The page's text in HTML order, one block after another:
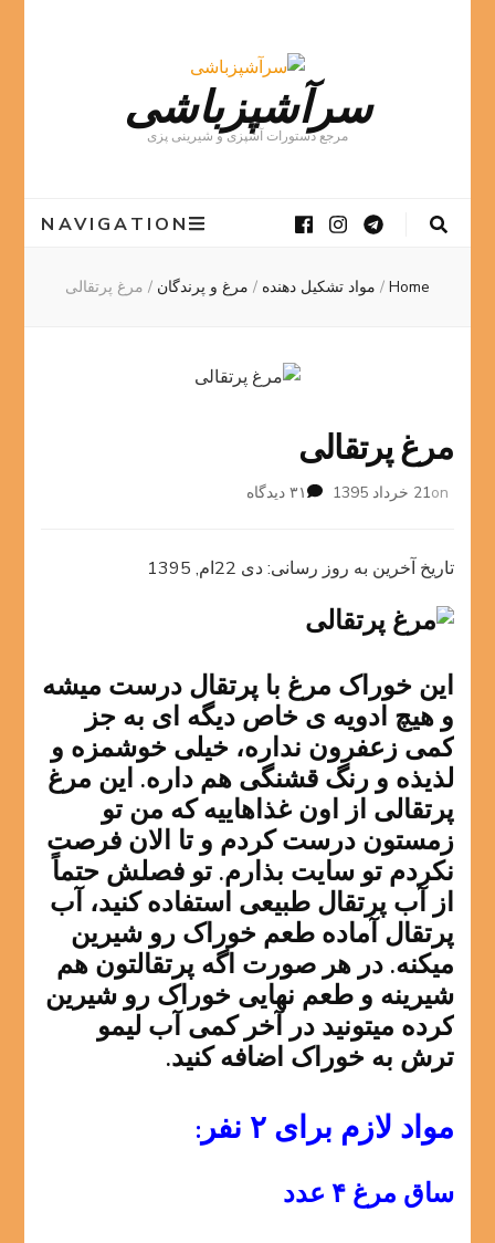
سرآشپزباشی
مرجع دستورات آشپزی و شیرینی پزی
NAVIGATION
Home
/ مواد تشکیل دهنده / مرغ و پرندگان / مرغ پرتقالی
مرغ پرتقالی
on21 خرداد 1395 ۳۱ دیدگاه
تاریخ آخرین به روز رسانی: دی 22ام, 1395
این خوراک مرغ با پرتقال درست میشه
و هیچ ادویه ی خاص دیگه ای به جز
کمی زعفرون نداره، خیلی خوشمزه و
لذیذه و رنگ قشنگی هم داره. این مرغ
پرتقالی از اون غذاهاییه که من تو
زمستون درست کردم و تا الان فرصت
نکردم تو سایت بذارم. تو فصلش حتماً
از آب پرتقال طبیعی استفاده کنید، آب
پرتقال آماده طعم خوراک رو شیرین
میکنه. در هر صورت اگه پرتقالتون هم
شیرینه و طعم نهایی خوراک رو شیرین
کرده میتونید در آخر کمی آب لیمو
ترش به خوراک اضافه کنید.
مواد لازم برای ۲ نفر:
ساق مرغ ۴ عدد